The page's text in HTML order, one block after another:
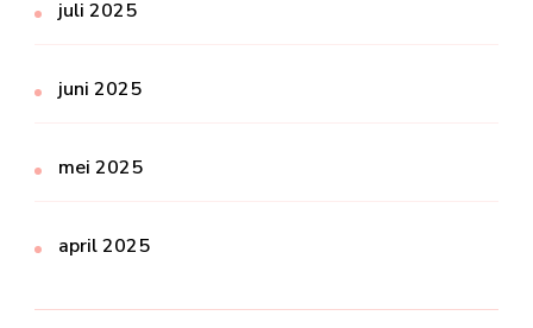
juli 2025
juni 2025
mei 2025
april 2025